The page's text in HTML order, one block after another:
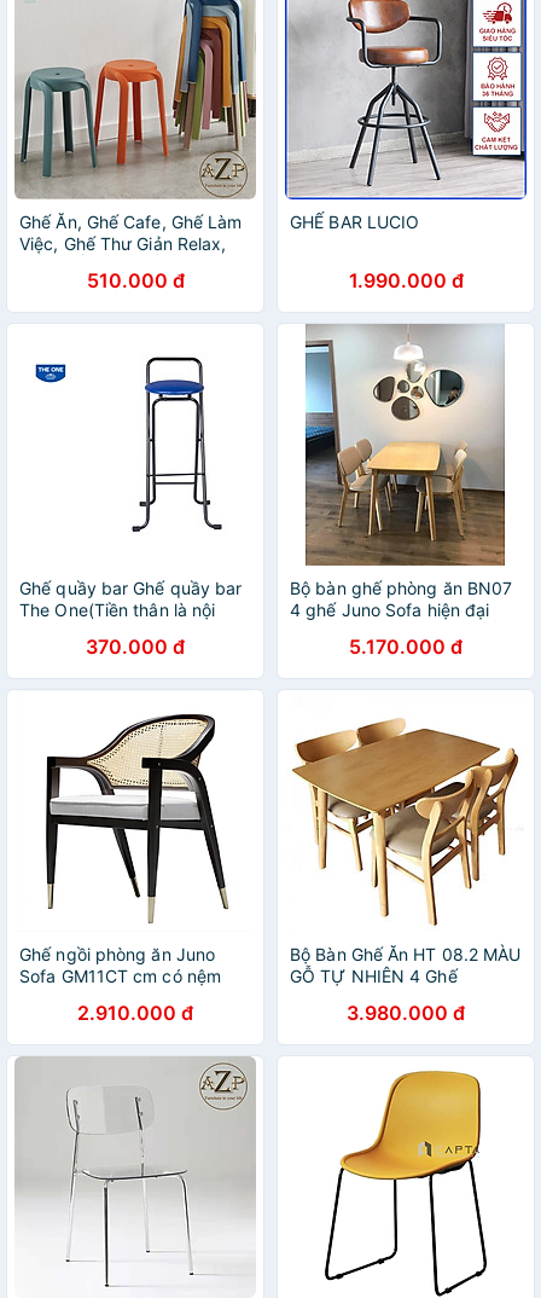
Ghế Ăn, Ghế Cafe, Ghế Làm
Việc, Ghế Thư Giản Relax,
AZP-ND01 - Dòng Đương
Đại, Phân Khúc Trung Lưu
510.000 đ
GHẾ BAR LUCIO
1.990.000 đ
Ghế quầy bar Ghế quầy bar
The One(Tiền thân là nội
quầy lễ tân370.000 đ
Bộ bàn ghế phòng ăn BN07
4 ghế Juno Sofa hiện đại
5.170.000 đ
Ghế ngồi phòng ăn Juno
Sofa GM11CT cm có nệm
2.910.000 đ
Bộ Bàn Ghế Ăn HT 08.2 MÀU
GỖ TỰ NHIÊN 4 Ghế
3.980.000 đ